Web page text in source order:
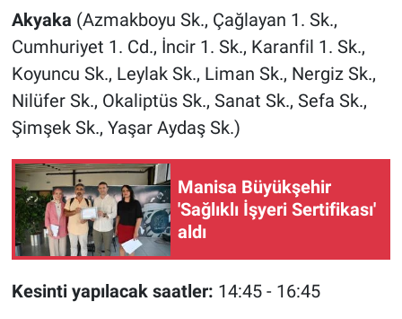
Akyaka (Azmakboyu Sk., Çağlayan 1. Sk.,
Cumhuriyet 1. Cd., İncir 1. Sk., Karanfil 1. Sk.,
Koyuncu Sk., Leylak Sk., Liman Sk., Nergiz Sk.,
Nilüfer Sk., Okaliptüs Sk., Sanat Sk., Sefa Sk.,
Şimşek Sk., Yaşar Aydaş Sk.)
Manisa Büyükşehir
'Sağlıklı İşyeri Sertifikası'
aldı
Kesinti yapılacak saatler: 14:45 - 16:45